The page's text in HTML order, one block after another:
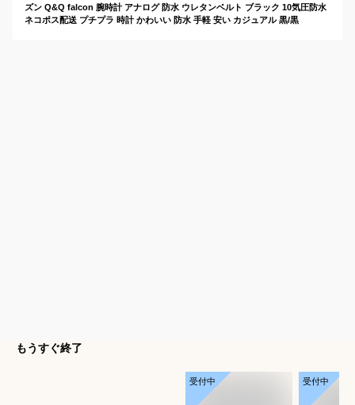
ズン Q&Q falcon 腕時計 アナログ 防水 ウレタンベルト ブラック 10気圧防水
ネコポス配送 プチプラ 時計 かわいい 防水 手軽 安い カジュアル 黒/黒
もうすぐ終了
受付中 受付中